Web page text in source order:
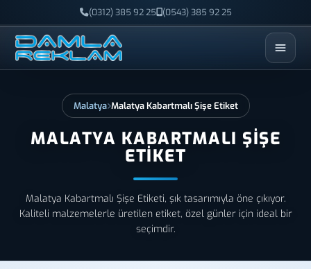
(0312) 385 92 25 (0543) 385 92 25
ESC
Malatya Malatya Kabartmalı Şişe Etiket
MALATYA KABARTMALI ŞIŞE
ETIKET
Malatya Kabartmalı Şişe Etiketi, şık tasarımıyla öne çıkıyor.
Kaliteli malzemelerle üretilen etiket, özel günler için ideal bir
seçimdir.